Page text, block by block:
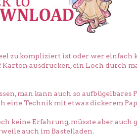
zu kompliziert ist oder wer einfach
Karton ausdrucken, ein Loch durch
man kann auch so aufbügelbares
eine Technik mit etwas dickerem
keine Erfahrung, müsste aber auch
auch im Bastelladen.